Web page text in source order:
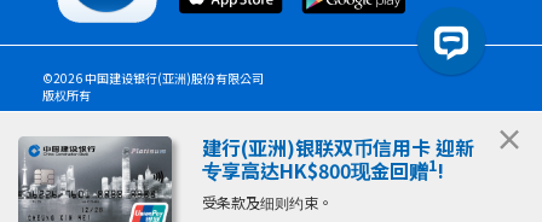
×
建行(亚洲)银联双币信用卡迎新
专享高达HK$800现金回赠1!
受条款及细则约束。
©2026 中国建设银行(亚洲)股份有限公司
版权所有